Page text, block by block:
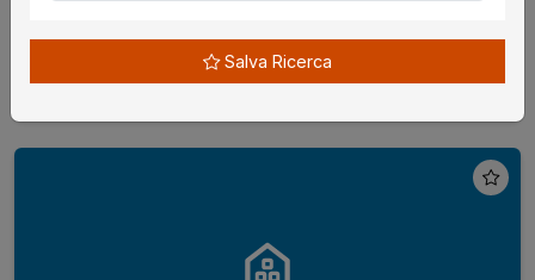
senza incanto
Salva Ricerca